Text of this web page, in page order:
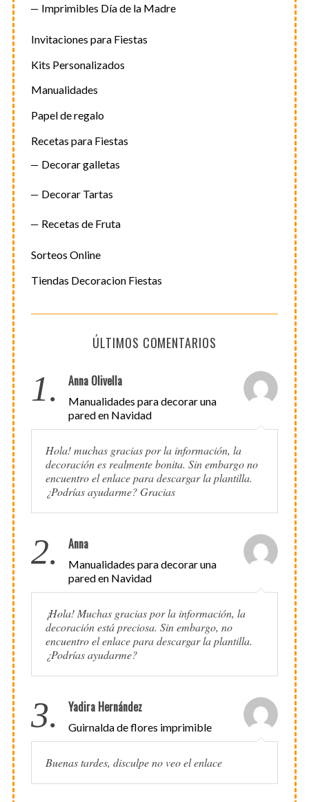
Imprimibles Día de la Madre
Invitaciones para Fiestas
Kits Personalizados
Manualidades
Papel de regalo
Recetas para Fiestas
Decorar galletas
Decorar Tartas
Recetas de Fruta
Sorteos Online
Tiendas Decoracion Fiestas
ÚLTIMOS COMENTARIOS
1. Anna Olivella
Manualidades para decorar una
pared en Navidad
Hola! muchas gracias por la información, la
decoración es realmente bonita. Sin embargo no
encuentro el enlace para descargar la plantilla.
¿Podrías ayudarme? Gracias
2. Anna
Manualidades para decorar una
pared en Navidad
¡Hola! Muchas gracias por la información, la
decoración está preciosa. Sin embargo, no
encuentro el enlace para descargar la plantilla.
¿Podrías ayudarme?
3. Yadira Hernández
Guirnalda de flores imprimible
Buenas tardes, disculpe no veo el enlace